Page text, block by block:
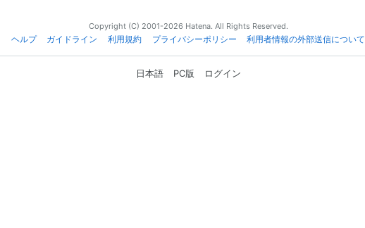
Copyright (C) 2001-2026 Hatena. All Rights Reserved.
ヘルプ
ガイドライン 利用規約 プライバシーポリシー 利用者情報の外部送信について
日本語 PC版 ログイン